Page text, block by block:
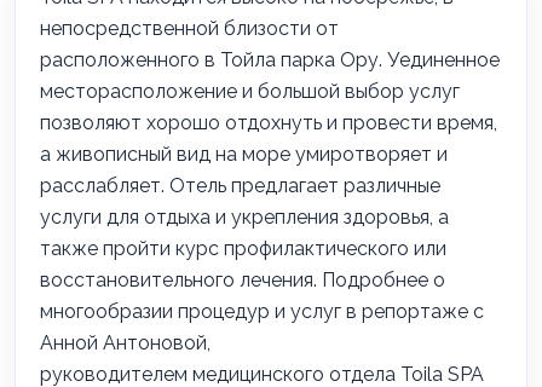
непосредственной близости от
расположенного в Тойла парка Ору. Уединенное
месторасположение и большой выбор услуг
позволяют хорошо отдохнуть и провести время,
а живописный вид на море умиротворяет и
расслабляет. Отель предлагает различные
услуги для отдыха и укрепления здоровья, а
также пройти курс профилактического или
восстановительного лечения. Подробнее о
многообразии процедур и услуг в репортаже с
Анной Антоновой,
руководителем медицинского отдела Toila SPA